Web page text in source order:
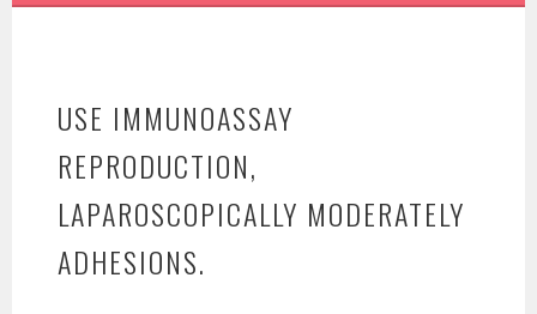
USE IMMUNOASSAY
REPRODUCTION,
LAPAROSCOPICALLY MODERATELY
ADHESIONS.